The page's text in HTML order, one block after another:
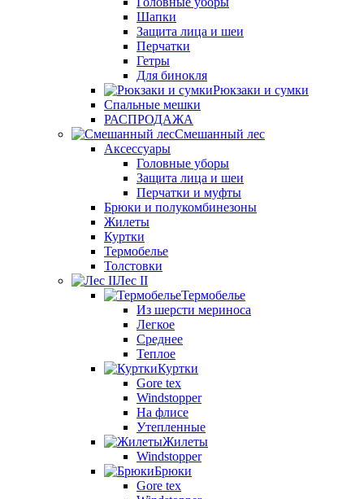
Шапки
Защита лица и шеи
Перчатки
Гетры
Для бинокля
Рюкзаки и сумки
Спальные мешки
РАСПРОДАЖА
Смешанный лес
Аксессуары
Головные уборы
Защита лица и шеи
Перчатки и муфты
Брюки и полукомбинезоны
Жилеты
Куртки
Термобелье
Толстовки
Лес II
Термобелье
Из шерсти мериноса
Легкое
Среднее
Теплое
Куртки
Gore tex
Windstopper
На флисе
Утепленные
Жилеты
Windstopper
Брюки
Gore tex